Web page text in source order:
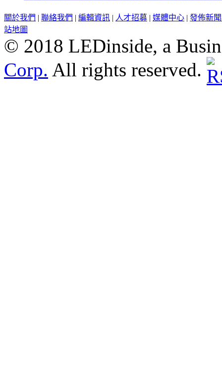
關於我們 | 聯絡我們 | 編輯資訊 | 人才招募 | 媒體中心 | 發佈新
站地圖
© 2018 LEDinside, a
Corp. All rights reserved.